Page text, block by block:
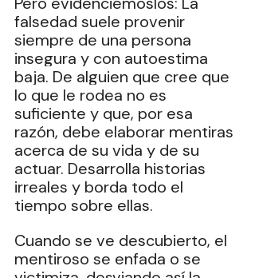
falsedad suele provenir
siempre de una persona
insegura y con autoestima
baja. De alguien que cree que
lo que le rodea no es
suficiente y que, por esa
razón, debe elaborar mentiras
acerca de su vida y de su
actuar. Desarrolla historias
irreales y borda todo el
tiempo sobre ellas.
Cuando se ve descubierto, el
mentiroso se enfada o se